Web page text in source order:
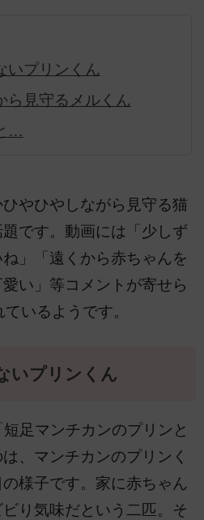
いプリンくん
ら見守るメルくん
…
やひやしながら見守る猫
です。動画には「少しず
」「遠くから赤ちゃんを
い」等コメントが寄せら
いるようです。
いプリンくん
足マンチカンのプリンと
、マンチカンのプリンく
様子です。家に赤ちゃん
り気味だという二匹。そ